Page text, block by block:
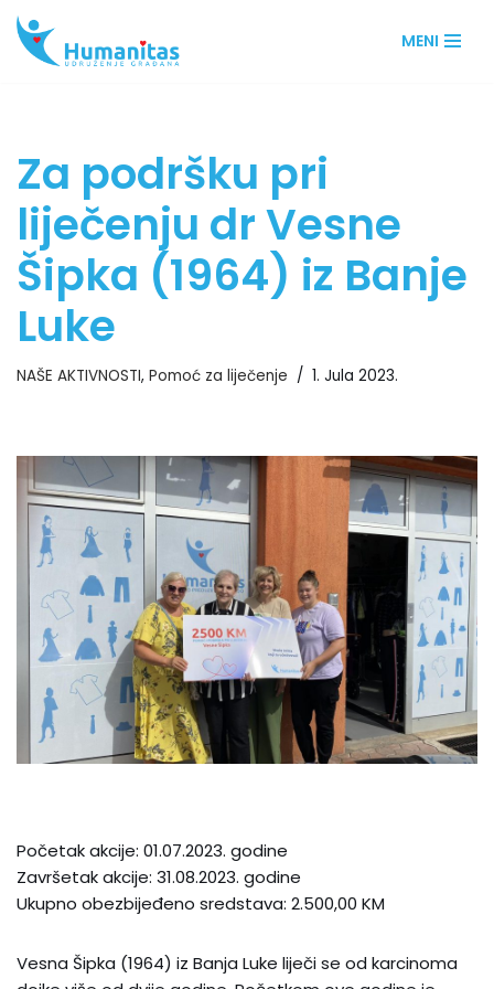
Skip
MENI
Za podršku pri
liječenju dr Vesne
Šipka (1964) iz Banje
Luke
NAŠE AKTIVNOSTI, Pomoć za liječenje 1. Jula 2023.
Početak akcije: 01.07.2023. godine
Završetak akcije: 31.08.2023. godine
Ukupno obezbijeđeno sredstava: 2.500,00 KM
Vesna Šipka (1964) iz Banja Luke liječi se od karcinoma